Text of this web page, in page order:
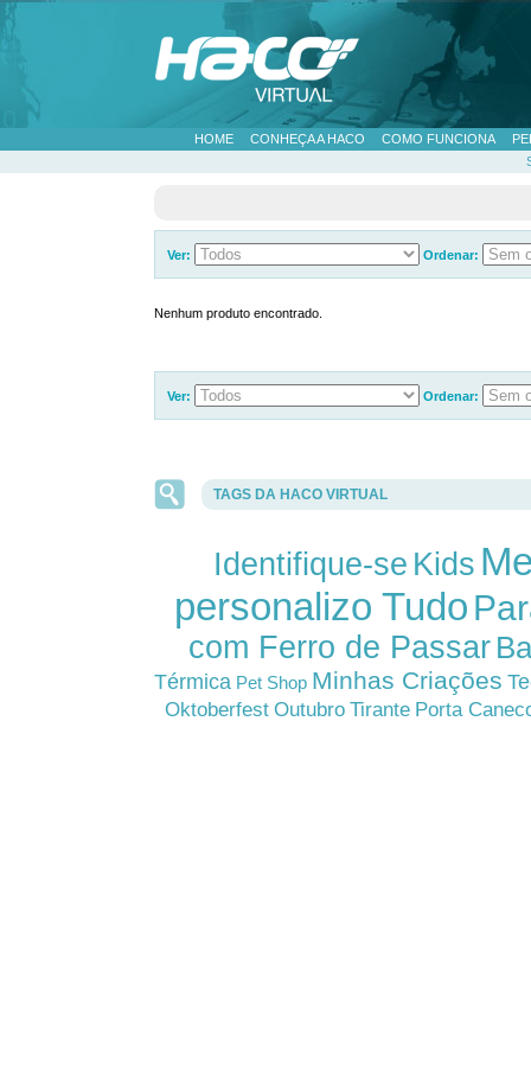
HOME CONHEÇA A HACO COMO FUNCIONA
Ver: Ordenar:
Nenhum produto encontrado.
Ver: Ordenar:
TAGS DA HACO VIRTUAL
Identifique-se Kids
personalizo Tudo
com Ferro de Passar
Térmica Pet Shop Minhas Criações
Oktoberfest Outubro Tirante Porta